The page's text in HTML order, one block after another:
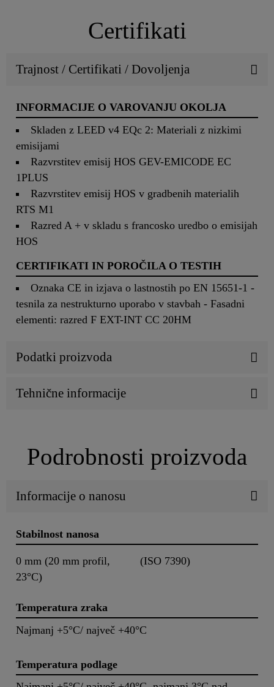
Certifikati
Trajnost / Certifikati / Dovoljenja
INFORMACIJE O VAROVANJU OKOLJA
Skladen z LEED v4 EQc 2: Materiali z nizkimi
emisijami
Razvrstitev emisij HOS GEV-EMICODE EC
1PLUS
Razvrstitev emisij HOS v gradbenih materialih
RTS M1
Razred A + v skladu s francosko uredbo o emisijah
HOS
CERTIFIKATI IN POROČILA O TESTIH
Oznaka CE in izjava o lastnostih po EN 15651-1 -
tesnila za nestrukturno uporabo v stavbah - Fasadni
elementi: razred F EXT-INT CC 20HM
Podatki proizvoda
Tehnične informacije
Podrobnosti proizvoda
Informacije o nanosu
Stabilnost nanosa
0 mm (20 mm profil,
23°C)
(ISO 7390)
Temperatura zraka
Najmanj +5°C/ največ +40°C
Temperatura podlage